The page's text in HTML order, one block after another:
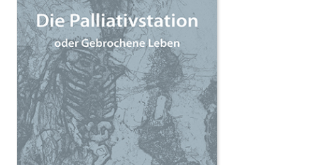
Autor*innen
Manuskripte
Agenturleistungen
Newsletter